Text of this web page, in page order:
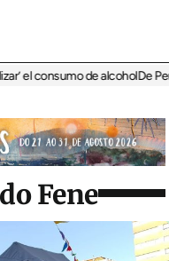
de alcoholDe Perlío a
Fene